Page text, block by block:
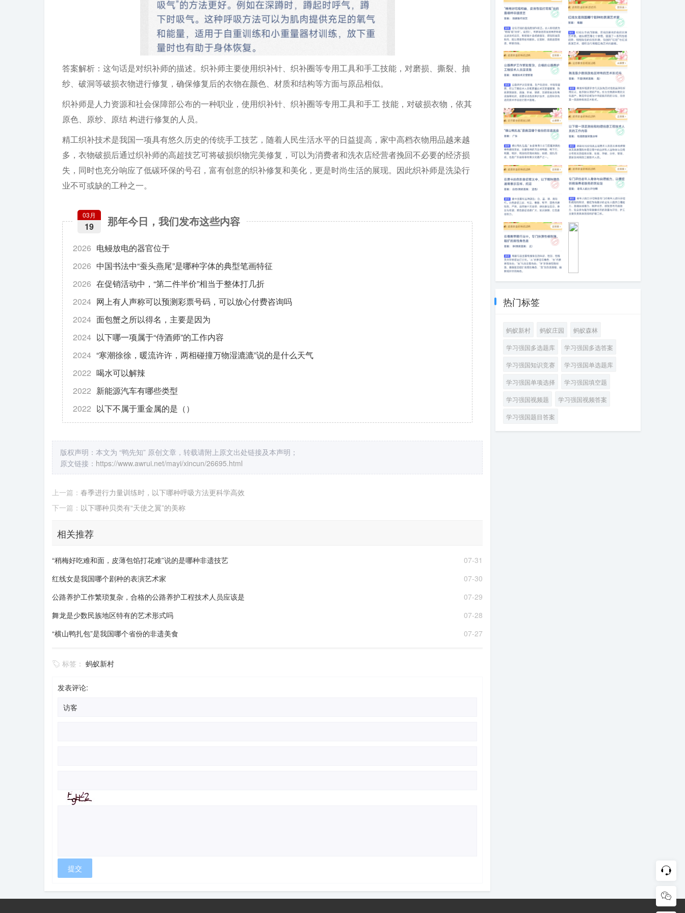
答案解析：这句话是对织补师的描述。织补师主要使用织补针、织补圈等专用工具和手工技能，对磨损、撕裂、抽
纱、破洞等破损衣物进行修复，确保修复后的衣物在颜色、材质和结构等方面与原品相似。
织补师是人力资源和社会保障部公布的一种职业，使用织补针、织补圈等专用工具和手工 技能，对破损衣物，依其
原色、原纱、原结 构进行修复的人员。
精工织补技术是我国一项具有悠久历史的传统手工技艺，随着人民生活水平的日益提高，家中高档衣物用品越来越
多，衣物破损后通过织补师的高超技艺可将破损织物完美修复，可以为消费者和洗衣店经营者挽回不必要的经济损
失，同时也充分响应了低碳环保的号召，富有创意的织补修复和美化，更是时尚生活的展现。因此织补师是洗染行
业不可或缺的工种之一。
那年今日，我们发布这些内容
03月
19
2026 电鳗放电的器官位于
2026 中国书法中“蚕头燕尾”是哪种字体的典型笔画特征
2026 在促销活动中，“第二件半价”相当于整体打几折
2024 网上有人声称可以预测彩票号码，可以放心付费咨询吗
2024 面包蟹之所以得名，主要是因为
2024 以下哪一项属于“侍酒师”的工作内容
2024 “寒潮徐徐，暖流许许，两相碰撞万物湿漉漉”说的是什么天气
2022 喝水可以解辣
2022 新能源汽车有哪些类型
2022 以下不属于重金属的是（）
版权声明：本文为 “鸭先知” 原创文章，转载请附上原文出处链接及本声明；
原文链接： https://www.awrui.net/mayi/xincun/26695.html
上一篇： 春季进行力量训练时，以下哪种呼吸方法更科学高效
下一篇： 以下哪种贝类有“天使之翼”的美称
相关推荐
07-31
“稍梅好吃难和面，皮薄包馅打花难”说的是哪种非遗技艺
07-30
红线女是我国哪个剧种的表演艺术家
07-29
公路养护工作繁琐复杂，合格的公路养护工程技术人员应该是
07-28
舞龙是少数民族地区特有的艺术形式吗
07-27
“横山鸭扎包”是我国哪个省份的非遗美食
标签： 蚂蚁新村
发表评论:
“稍梅好吃难和
面，皮薄包馅打
花难”说的是哪种
非遗技艺
红线女是我国哪
个剧种的表演艺
术家
公路养护工作繁
琐复杂，合格的
公路养护工程技
术人员应该是
舞龙是少数民族
地区特有的艺术
形式吗
“横山鸭扎包”是我
国哪个省份的非
遗美食
以下哪一项是测
绘和地理信息工
程技术人员的工
作内容
在唐卡的色彩象
征意义中，以下
哪种颜色通常表
示吉祥、纯洁
专门评估老年人
身体与自理能
男性角色是
中，
责
理
国
际
货
物
报
热门标签
蚂蚁新村 蚂蚁庄园
蚂蚁森林
学习强国多选题库
学习强国多选答案
学习强国知识竞赛
学习强国单选题库
学习强国单项选择
学习强国填空题
学习强国视频题
学习强国视频答案
学习强国题目答案